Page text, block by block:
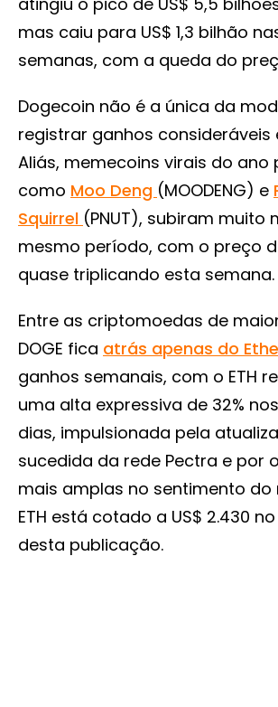
mas caiu para US$ 1,3 bilhão
semanas, com a queda do
Dogecoin não é a única da
registrar ganhos consideráveis
Aliás, memecoins virais do ano
como Moo Deng (MOODENG) e
Squirrel (PNUT), subiram muito
mesmo período, com o preço
quase triplicando esta semana.
Entre as criptomoedas de
DOGE fica atrás apenas do
ganhos semanais, com o ETH
uma alta expressiva de 32%
dias, impulsionada pela
sucedida da rede Pectra e por
mais amplas no sentimento do
ETH está cotado a US$ 2.430
desta publicação.